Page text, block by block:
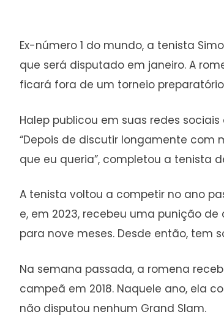
Ex-número 1 do mundo, a tenista
que será disputado em janeiro. A
ficará fora de um torneio
Halep publicou em suas redes
“Depois de discutir longamente com
que eu queria”, completou a tenista
A tenista voltou a competir no ano
e, em 2023, recebeu uma punição
para nove meses. Desde então, tem
Na semana passada, a romena
campeã em 2018. Naquele ano, ela
não disputou nenhum Grand Slam.